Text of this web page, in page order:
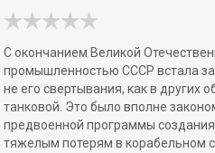
С окончанием Великой
промышленностью СССР встала
не его свертывания, как в других
танковой. Это было вполне
предвоенной программы
тяжелым потерям в корабельном